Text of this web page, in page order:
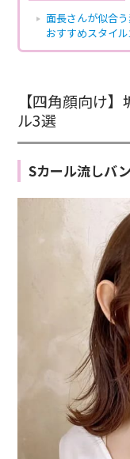
面長さんが似合
おすすめスタイル
【四角顔向け
ル3選
Sカール流しバ